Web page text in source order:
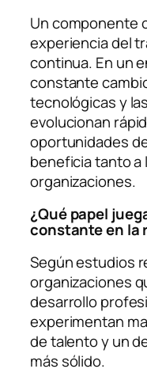
Un componente
experiencia del
continua. En un
constante
tecnológicas y
evolucionan
oportunidades
beneficia tanto a
organizaciones.
¿Qué papel
constante en la
Según estudios
organizaciones
desarrollo
experimentan
de talento y un
más sólido.